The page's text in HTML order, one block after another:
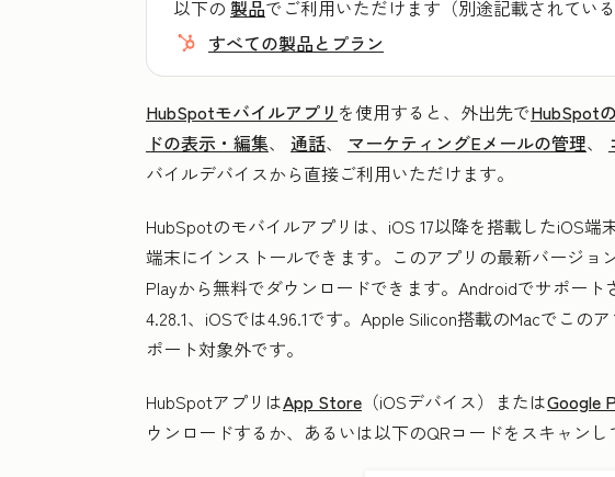
以下の 製品でご利用いただけます（別途記載されてい
すべての製品とプラン
HubSpotモバイルアプリ を使用すると、外出先でHubSpot
ドの表示・編集、 通話、 マーケティングEメールの管理、
バイルデバイスから直接ご利用いただけます。
HubSpotのモバイルアプリは、iOS 17以降を搭載したiOS端
端末にインストールできます。このアプリの最新バージョ
Playから無料でダウンロードできます。Androidでサポー
4.28.1、iOSでは4.96.1です。Apple Silicon搭載のMacでこの
ポート対象外です。
HubSpotアプリはApp Store （iOSデバイス）またはGoogle
ウンロードするか、あるいは以下のQRコードをスキャンし